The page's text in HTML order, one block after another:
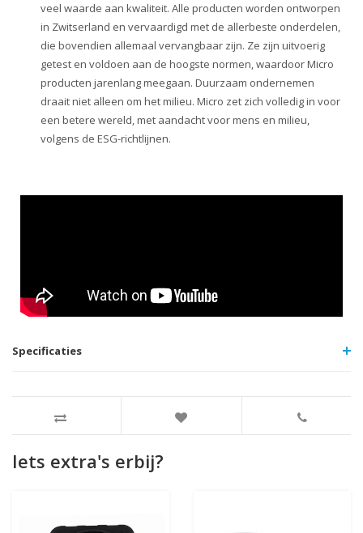
veel waarde aan kwaliteit. Alle producten worden ontworpen
in Zwitserland en vervaardigd met de allerbeste onderdelen,
die bovendien allemaal vervangbaar zijn. Ze zijn uitvoerig
getest en voldoen aan de hoogste normen, waardoor Micro
producten jarenlang meegaan. Duurzaam ondernemen
draait niet alleen om het milieu. Micro zet zich volledig in voor
een betere wereld, met aandacht voor mens en milieu,
volgens de ESG-richtlijnen.
Specificaties
Iets extra's erbij?